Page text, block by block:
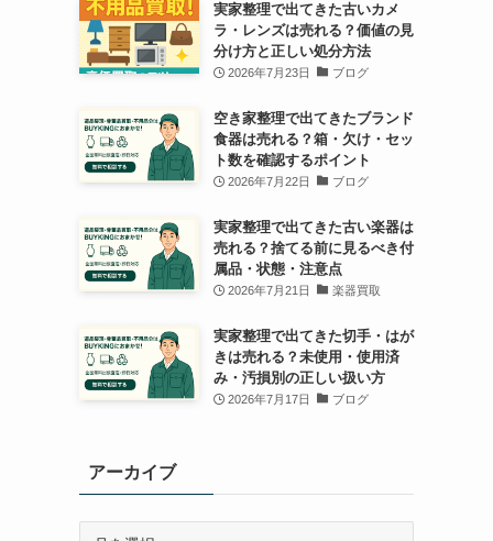
実家整理で出てきた古いカメ
ラ・レンズは売れる？価値の見
分け方と正しい処分方法
2026年7月23日 ブログ
空き家整理で出てきたブランド
食器は売れる？箱・欠け・セッ
ト数を確認するポイント
2026年7月22日 ブログ
実家整理で出てきた古い楽器は
売れる？捨てる前に見るべき付
属品・状態・注意点
2026年7月21日 楽器買取
実家整理で出てきた切手・はが
きは売れる？未使用・使用済
み・汚損別の正しい扱い方
2026年7月17日 ブログ
アーカイブ